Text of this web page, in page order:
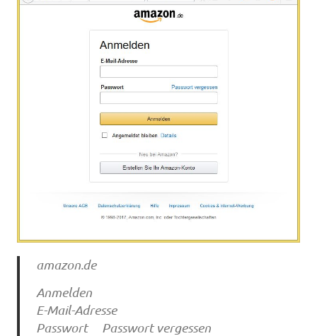
amazon.de
Anmelden
E-Mail-Adresse
Passwort Passwort vergessen